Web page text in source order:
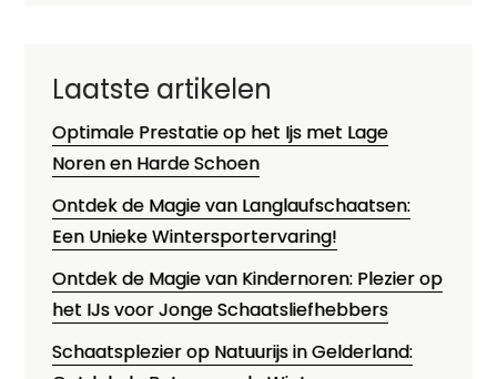
Laatste artikelen
Optimale Prestatie op het Ijs met Lage
Noren en Harde Schoen
Ontdek de Magie van Langlaufschaatsen:
Een Unieke Wintersportervaring!
Ontdek de Magie van Kindernoren: Plezier op
het IJs voor Jonge Schaatsliefhebbers
Schaatsplezier op Natuurijs in Gelderland: